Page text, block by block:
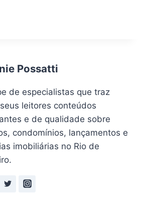
Possatti
de especialistas que traz
leitores conteúdos
e de qualidade sobre
condomínios, lançamentos e
imobiliárias no Rio de